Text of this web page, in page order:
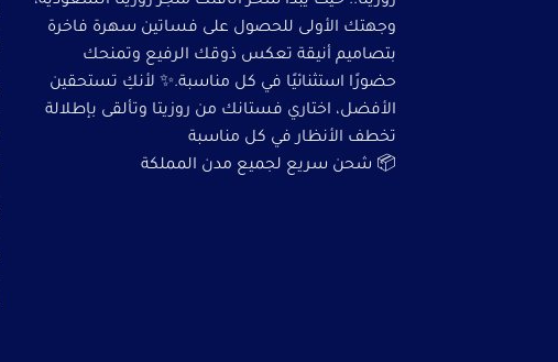
وجهتك الأولى للحصول على فساتين سهرة فاخرة
بتصاميم أنيقة تعكس ذوقك الرفيع وتمنحك
حضورًا استثنائيًا في كل مناسبة.✨ لأنكِ تستحقين
الأفضل، اختاري فستانك من روزيتا وتألقى بإطلالة
تخطف الأنظار في كل مناسبة
📦 شحن سريع لجميع مدن المملكة